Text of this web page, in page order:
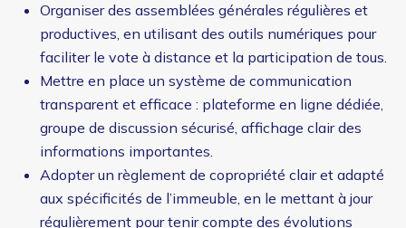
Organiser des assemblées générales régulières et
productives, en utilisant des outils numériques pour
faciliter le vote à distance et la participation de tous.
Mettre en place un système de communication
transparent et efficace : plateforme en ligne dédiée,
groupe de discussion sécurisé, affichage clair des
informations importantes.
Adopter un règlement de copropriété clair et adapté
aux spécificités de l’immeuble, en le mettant à jour
régulièrement pour tenir compte des évolutions